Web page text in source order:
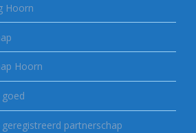
Hoorn
Hoorn
partnerschap